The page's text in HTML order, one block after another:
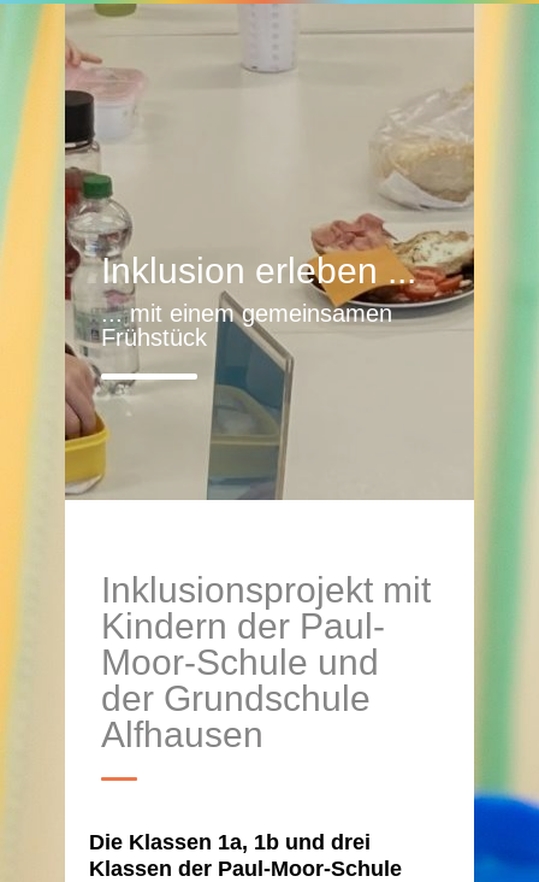
Inklusion erleben ...
... mit einem gemeinsamen
Frühstück
Inklusionsprojekt mit
Kindern der Paul-
Moor-Schule und
der Grundschule
Alfhausen
Die Klassen 1a, 1b und drei
Klassen der Paul-Moor-Schule